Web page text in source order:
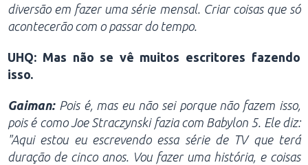
diversão em fazer uma série mensal. Criar coisas que só
acontecerão com o passar do tempo.
UHQ: Mas não se vê muitos escritores fazendo
isso.
Gaiman:Pois é, mas eu não sei porque não fazem isso,
pois é como Joe Straczynski fazia com Babylon 5. Ele diz:
"Aqui estou eu escrevendo essa série de TV que terá
duração de cinco anos. Vou fazer uma história, e coisas